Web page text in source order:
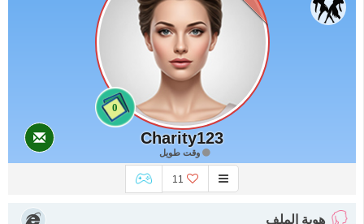
0
Charity123
وقت طويل
11
هوية الملف